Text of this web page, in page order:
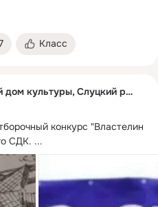
Класс
ТАНЕЖИЦКИЙ сельский дом культуры, Слуцкий район
конкурс "Властелин
СДК. ...